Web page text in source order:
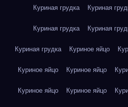
Куриная грудка Куриная
Куриная грудка Куриная
Куриная грудка Куриное яйцо
Куриное яйцо Куриное яйцо
Куриное яйцо Куриное яйцо